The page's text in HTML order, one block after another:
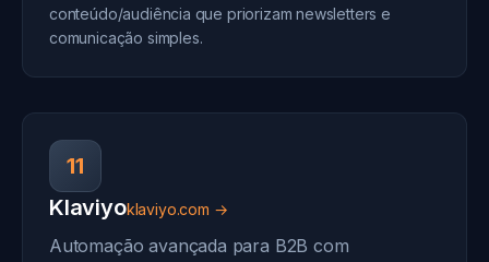
conteúdo/audiência que priorizam newsletters e
comunicação simples.
11
Klaviyoklaviyo.com →
Automação avançada para B2B com